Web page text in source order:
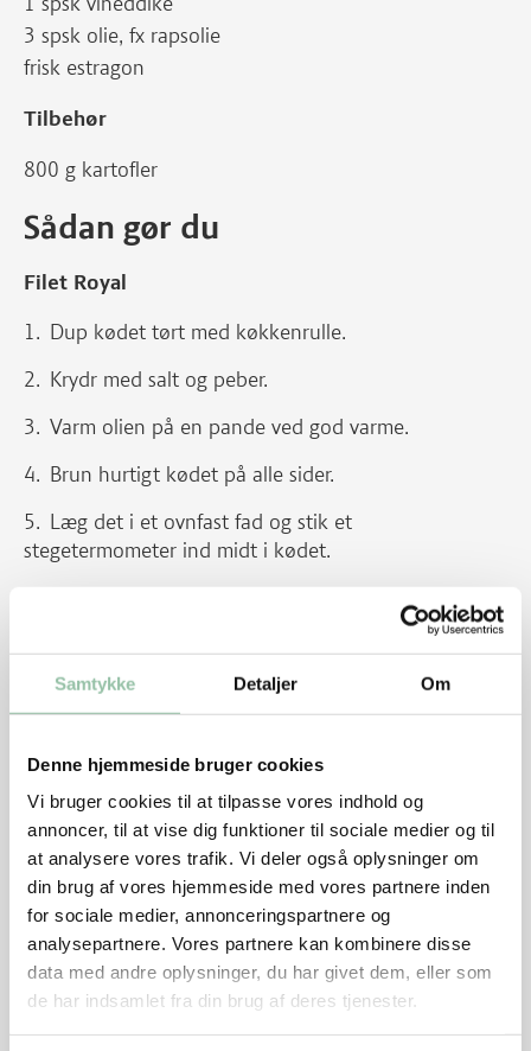
Samtykke Detaljer Om
Denne hjemmeside bruger cookies
Vi bruger cookies til at tilpasse vores indhold og
annoncer, til at vise dig funktioner til sociale medier og til
at analysere vores trafik. Vi deler også oplysninger om
din brug af vores hjemmeside med vores partnere inden
for sociale medier, annonceringspartnere og
analysepartnere. Vores partnere kan kombinere disse
data med andre oplysninger, du har givet dem, eller som
de har indsamlet fra din brug af deres tjenester.
3 spsk olie, fx rapsolie
frisk estragon
Tilbehør
800 g kartofler
Sådan gør du
Filet Royal
Dup kødet tørt med køkkenrulle.
Krydr med salt og peber.
Varm olien på en pande ved god varme.
Brun hurtigt kødet på alle sider.
Læg det i et ovnfast fad og stik et
stegetermometer ind midt i kødet.
centrumtemperaturen er 60 grader.
Kødet skæres i tynde skiver ved servering.
Kartofler
Kog kartoflerne.
Rødbedesalat
Riv rødbederne groft.
Rør en dressing af sennep, vineddike og olie.
Krydr med salt og peber.